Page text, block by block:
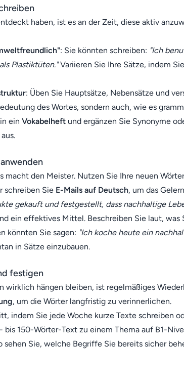
haben, ist es an der Zeit, diese aktiv
: Sie könnten schreiben: "Ich
Plastiktüten."Variieren Sie Ihre Sätze, indem
: Üben Sie Hauptsätze, Nebensätze und
des Wortes, sondern auch, wie es
ein Vokabelheft und ergänzen Sie Synonyme
macht den Meister. Nutzen Sie Ihre neuen
schreiben Sie E-Mails auf Deutsch, um das
gekauft und festgestellt, dass nachhaltige
ein effektives Mittel. Beschreiben Sie laut, was
könnten Sie sagen: "Ich koche heute ein
in Sätze einzubauen.
festigen
wirklich hängen bleiben, ist regelmäßiges
, um die Wörter langfristig zu verinnerlichen.
indem Sie jede Woche kurze Texte schreiben
bis 150-Wörter-Text zu einem Thema auf B1-
sehen Sie, welche Begriffe Sie bereits sicher